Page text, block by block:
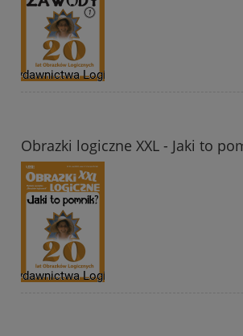
Obrazki logiczne XXL - Jaki to